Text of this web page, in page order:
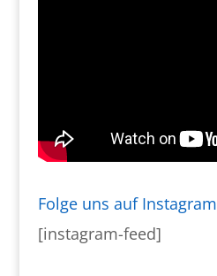
Folge uns auf Instagram
[instagram-feed]